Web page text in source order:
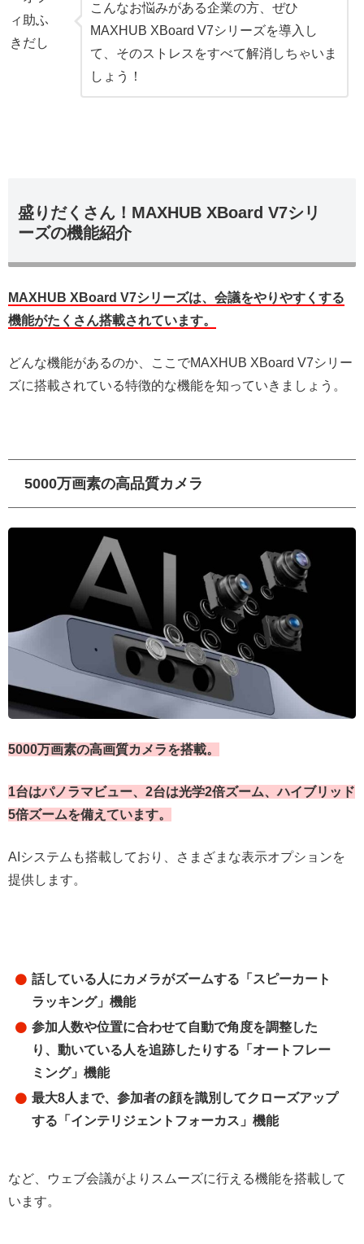
こんなお悩みがある企業の方、ぜひ
MAXHUB XBoard V7シリーズを導入し
て、そのストレスをすべて解消しちゃいま
しょう！
盛りだくさん！MAXHUB XBoard V7シリ
ーズの機能紹介
MAXHUB XBoard V7シリーズは、会議をやりやすくする
機能がたくさん搭載されています。
どんな機能があるのか、ここでMAXHUB XBoard V7シリー
ズに搭載されている特徴的な機能を知っていきましょう。
5000万画素の高品質カメラ
5000万画素の高画質カメラを搭載。
1台はパノラマビュー、2台は光学2倍ズーム、ハイブリッド
5倍ズームを備えています。
AIシステムも搭載しており、さまざまな表示オプションを
提供します。
話している人にカメラがズームする「スピーカート
ラッキング」機能
参加人数や位置に合わせて自動で角度を調整した
り、動いている人を追跡したりする「オートフレー
ミング」機能
最大8人まで、参加者の顔を識別してクローズアップ
する「インテリジェントフォーカス」機能
など、ウェブ会議がよりスムーズに行える機能を搭載して
います。